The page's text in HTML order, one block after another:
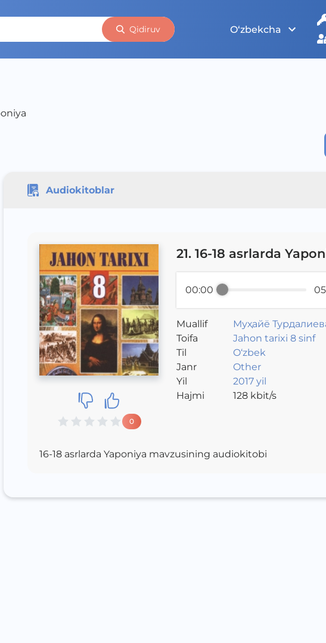
Qidiruv O‘zbekcha
Audiokitoblar
0
21. 16-18 asrlarda
00:00
Muallif
Муҳайё
Toifa
Jahon tarixi 8 sinf
Til
O‘zbek
Janr
Other
Yil
2017 yil
Hajmi
128kbit/s
16-18 asrlarda Yaponiya mavzusining audiokitobi